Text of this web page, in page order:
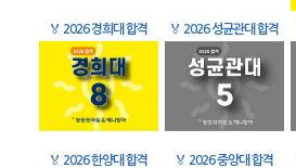
🏅 2026 경희대 합격 🏅 2026 성균관대 합격
🏅 2026 한양대 합격 🏅 2026 중앙대 합격